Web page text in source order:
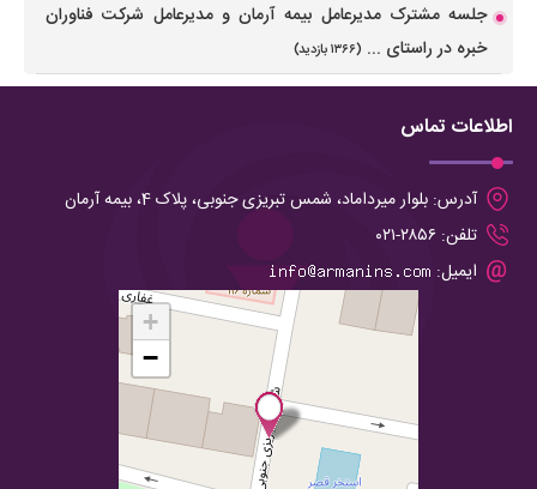
جلسه مشترک مدیرعامل بیمه آرمان و مدیرعامل شرکت فناوران
خبره در راستای ... (۱۳۶۶ بازدید)
اطلاعات تماس
آدرس: بلوار میرداماد، شمس تبریزی جنوبی، پلاک 4، بیمه آرمان
تلفن: ۲۸۵۶-۰۲۱
ایمیل:
+
−